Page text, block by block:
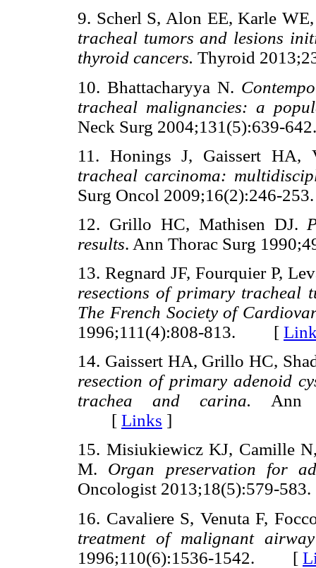
9. Scherl S, Alon EE, Karle
tracheal tumors and lesions
thyroid cancers. Thyroid
10. Bhattacharyya N.
tracheal malignancies: a
Neck Surg
11. Honings J, Gaissert HA,
tracheal carcinoma:
Surg Oncol
12. Grillo HC, Mathisen DJ.
results. Ann Thorac Surg
13. Regnard JF, Fourquier P,
resections of primary tracheal
The French Society of
1996;111(4):808-813. [
14. Gaissert HA, Grillo HC,
resection of primary adenoid
trachea and carina. Ann
[ Links ]
15. Misiukiewicz KJ, Camille
M. Organ preservation for
Oncologist 2013;18(5):579-
16. Cavaliere S, Venuta F,
treatment of malignant
1996;110(6):1536-1542. [